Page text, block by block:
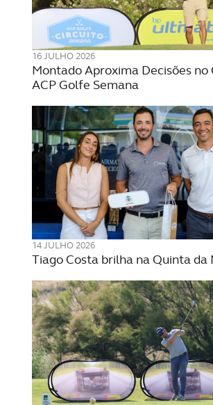
16 JULHO 2026
Montado Aproxima Decisões no
ACP Golfe Semana
14 JULHO 2026
Tiago Costa brilha na Quinta da